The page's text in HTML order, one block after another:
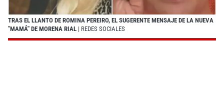
TRAS EL LLANTO DE ROMINA PEREIRO, EL SUGERENTE MENSAJE DE LA NUEVA
"MAMÁ" DE MORENA RIAL | REDES SOCIALES